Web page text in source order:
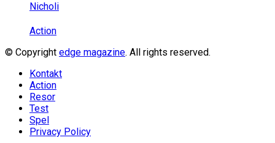
Nicholi
Action
© Copyright edge magazine. All rights reserved.
Kontakt
Action
Resor
Test
Spel
Privacy Policy